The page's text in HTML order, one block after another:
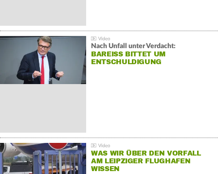
Nach Unfall unter Verdacht:
BAREISS BITTET UM E
NTSCHULDIGUNG
WAS WIR ÜBER DEN VORFALL
AM LEIPZIGER FLUGHAFEN
WISSEN